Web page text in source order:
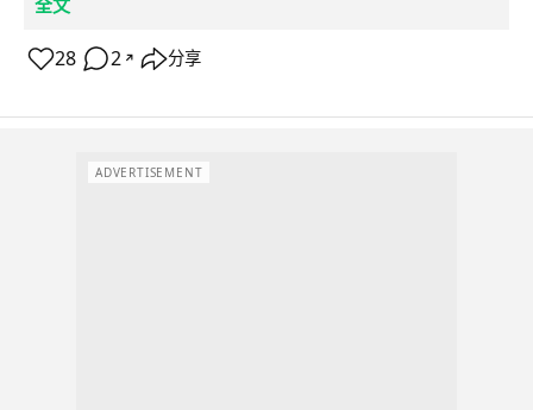
28 2 ↗ 分享
ADVERTISEMENT